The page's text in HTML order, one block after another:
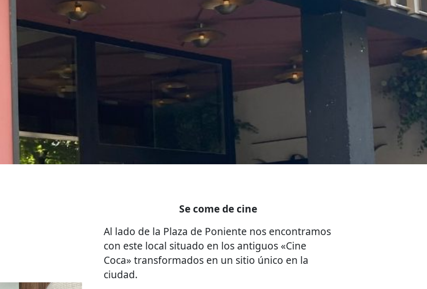
Se come de cine
Al lado de la Plaza de Poniente nos encontramos
con este local situado en los antiguos «Cine
Coca» transformados en un sitio único en la
ciudad.